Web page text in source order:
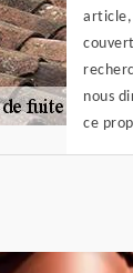
article,
nous
ce